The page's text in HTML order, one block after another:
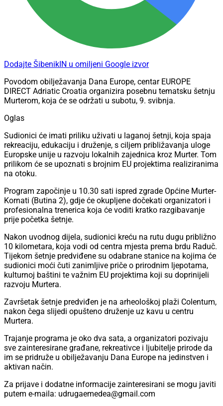
Dodajte ŠibenikIN u omiljeni Google izvor
Povodom obilježavanja Dana Europe, centar EUROPE
DIRECT Adriatic Croatia organizira posebnu tematsku šetnju
Murterom, koja će se održati u subotu, 9. svibnja.
Oglas
Sudionici će imati priliku uživati u laganoj šetnji, koja spaja
rekreaciju, edukaciju i druženje, s ciljem približavanja uloge
Europske unije u razvoju lokalnih zajednica kroz Murter. Tom
prilikom će se upoznati s brojnim EU projektima realiziranima
na otoku.
Program započinje u 10.30 sati ispred zgrade Općine Murter-
Kornati (Butina 2), gdje će okupljene dočekati organizatori i
profesionalna trenerica koja će voditi kratko razgibavanje
prije početka šetnje.
Nakon uvodnog dijela, sudionici kreću na rutu dugu približno
10 kilometara, koja vodi od centra mjesta prema brdu Raduč.
Tijekom šetnje predviđene su odabrane stanice na kojima će
sudionici moći čuti zanimljive priče o prirodnim ljepotama,
kulturnoj baštini te važnim EU projektima koji su doprinijeli
razvoju Murtera.
Završetak šetnje predviđen je na arheološkoj plaži Colentum,
nakon čega slijedi opušteno druženje uz kavu u centru
Murtera.
Trajanje programa je oko dva sata, a organizatori pozivaju
sve zainteresirane građane, rekreativce i ljubitelje prirode da
im se pridruže u obilježavanju Dana Europe na jedinstven i
aktivan način.
Za prijave i dodatne informacije zainteresirani se mogu javiti
putem e-maila: udrugaemedea@gmail.com